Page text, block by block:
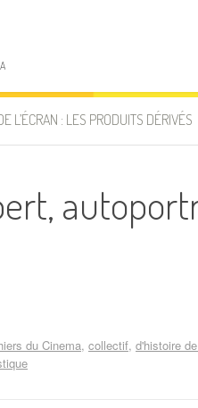
L’ÉCRAN : LES PRODUITS DÉRIVÉS
du Cinema collectif d'histoire